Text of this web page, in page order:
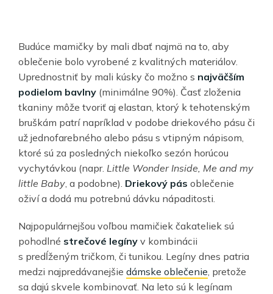
Budúce mamičky by mali dbať najmä na to, aby
oblečenie bolo vyrobené z kvalitných materiálov.
Uprednostniť by mali kúsky čo možno s najväčším
podielom bavlny (minimálne 90%). Časť zloženia
tkaniny môže tvoriť aj elastan, ktorý k tehotenským
bruškám patrí napríklad v podobe driekového pásu či
už jednofarebného alebo pásu s vtipným nápisom,
ktoré sú za posledných niekoľko sezón horúcou
vychytávkou (napr. Little Wonder Inside, Me and my
little Baby, a podobne). Driekový pás oblečenie
oživí a dodá mu potrebnú dávku nápaditosti.
Najpopulárnejšou voľbou mamičiek čakateliek sú
pohodlné strečové legíny v kombinácii
s predĺženým tričkom, či tunikou. Legíny dnes patria
medzi najpredávanejšie dámske oblečenie, pretože
sa dajú skvele kombinovať. Na leto sú k legínam